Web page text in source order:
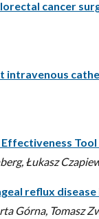
cancer
intravenous
Tool
Łukasz
reflux
Górna, Tomasz